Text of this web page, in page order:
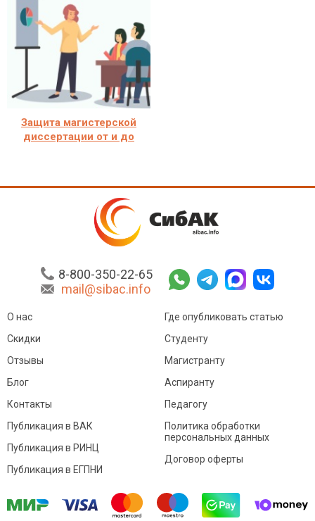
Защита магистерской
диссертации от и до
8-800-350-22-65
mail@sibac.info
О нас
Скидки
Отзывы
Блог
Контакты
Где опубликовать статью
Студенту
Магистранту
Аспиранту
Педагогу
Публикация в ВАК
Публикация в РИНЦ
Публикация в ЕГПНИ
Политика обработки
персональных данных
Договор оферты